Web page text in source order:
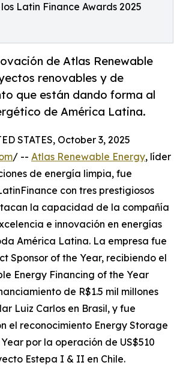
Latin Finance Awards 2025
de Atlas Renewable
renovables y de
que están dando forma al
de América Latina.
STATES, October 3, 2025
/ -- Atlas Renewable Energy, líder
de energía limpia, fue
con tres prestigiosos
la capacidad de la compañía
e innovación en energías
América Latina. La empresa fue
Sponsor of the Year, recibiendo el
Energy Financing of the Year
de R$1.5 mil millones
Luiz Carlos en Brasil, y fue
el reconocimiento Energy Storage
por la operación de US$510
Estepa I & II en Chile.